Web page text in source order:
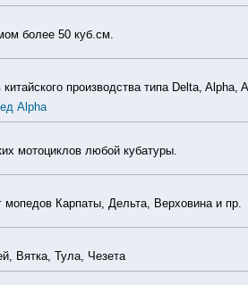
более 50 куб.см.
производства типа Delta, Alpha,
Alpha
мотоциклов любой кубатуры.
мопедов Карпаты, Дельта, Верховина и пр.
Вятка, Тула, Чезета